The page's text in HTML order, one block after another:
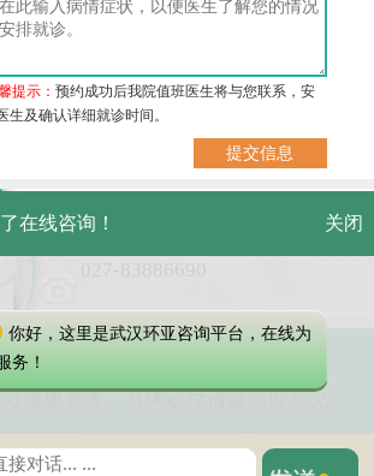
提示：预约成功后我院值班医生将与您联系，安
生及确认详细就诊时间。
武汉市硚口区解放大道479号
免费电话：
2023 武汉环亚中医白癜风医院
做健康参考，具体诊疗请遵医师意见
在线咨询！ 关闭
你好，这里是武汉环亚咨询平台，在线为
务！